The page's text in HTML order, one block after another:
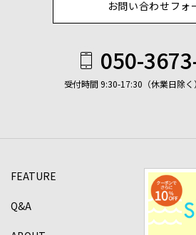
お問い合わせフォ
050-
受付時間 9:30-17:30（休業日除く）
FEATURE
Q&A